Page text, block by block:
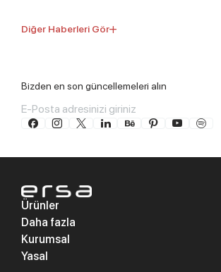
Diğer Haberleri Gör
Bizden en son güncellemeleri alın
Ürünler
Daha fazla
Kurumsal
Yasal